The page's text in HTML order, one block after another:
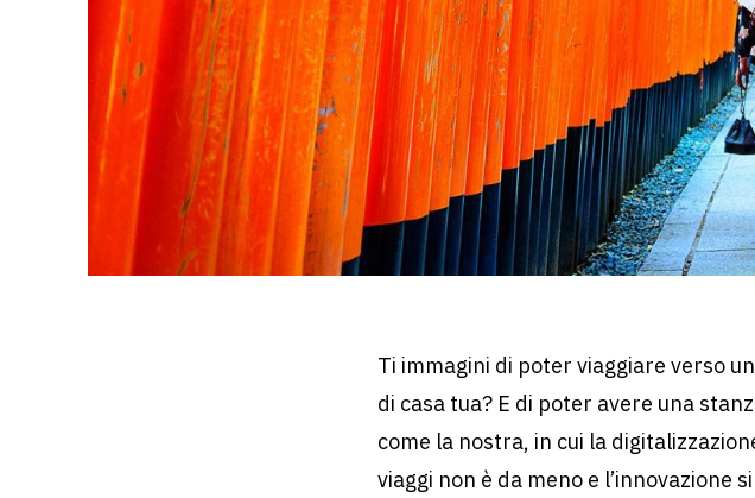
Hit enter to search or ESC to close
Ti immagini di poter viaggiare verso
di casa tua? E di poter avere una
come la nostra, in cui la
viaggi non è da meno e